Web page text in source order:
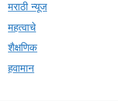
मराठी न्यूज
महत्वाचे
शैक्षणिक
हवामान